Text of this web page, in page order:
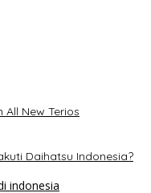
New Terios
Daihatsu Indonesia?